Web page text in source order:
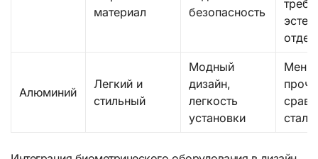
материал
безопасность
Алюминий
Легкий и
стильный
Модный
дизайн,
легкость
установки